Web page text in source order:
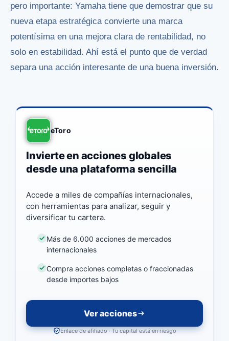
pero importante: Yamaha tiene que demostrar que su
nueva etapa estratégica convierte una marca
potentísima en una mejora clara de rentabilidad, no
solo en estabilidad. Ahí está el punto que de verdad
separa una acción interesante de una buena inversión.
eToro
Invierte en acciones globales
desde una plataforma sencilla
Accede a miles de compañías internacionales,
con herramientas para analizar, seguir y
diversificar tu cartera.
Más de 6.000 acciones de mercados
internacionales
Compra acciones completas o fraccionadas
desde importes bajos
Ver acciones
Enlace de afiliado · Tu capital está en riesgo